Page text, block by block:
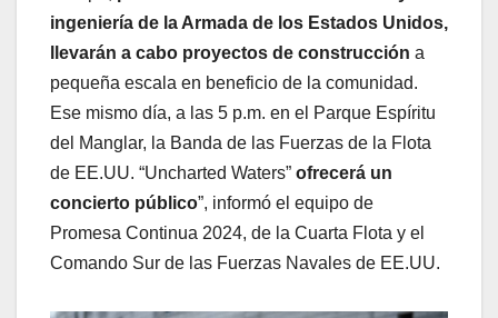
ingeniería de la Armada de los Estados Unidos,
llevarán a cabo proyectos de construcción a
pequeña escala en beneficio de la comunidad.
Ese mismo día, a las 5 p.m. en el Parque Espíritu
del Manglar, la Banda de las Fuerzas de la Flota
de EE.UU. “Uncharted Waters” ofrecerá un
concierto público”, informó el equipo de
Promesa Continua 2024, de la Cuarta Flota y el
Comando Sur de las Fuerzas Navales de EE.UU.